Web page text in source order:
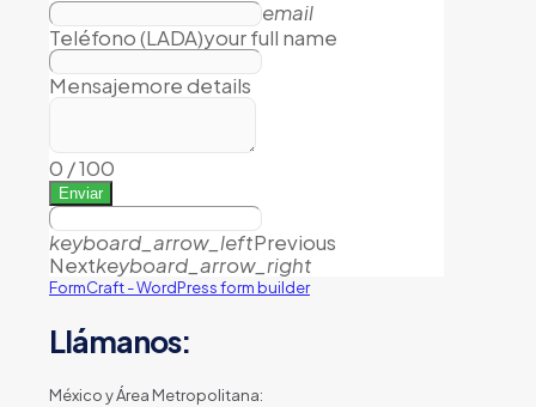
email
Teléfono (LADA)your full name
Mensajemore details
0 /100
Enviar
keyboard_arrow_leftPrevious
Nextkeyboard_arrow_right
FormCraft - WordPress form builder
Llámanos:
México y Área Metropolitana: